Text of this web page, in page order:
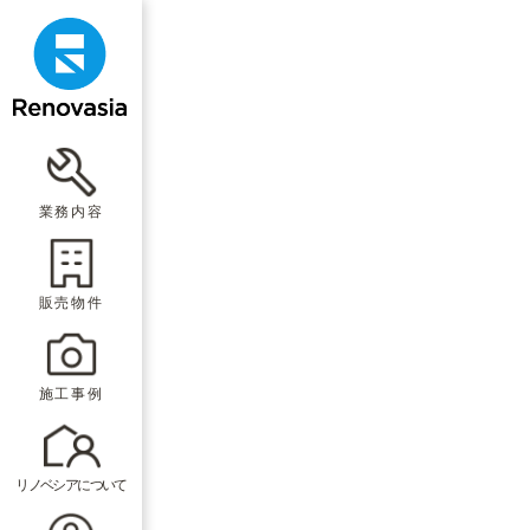
業務内容
販売物件
施工事例
リノベシアについて